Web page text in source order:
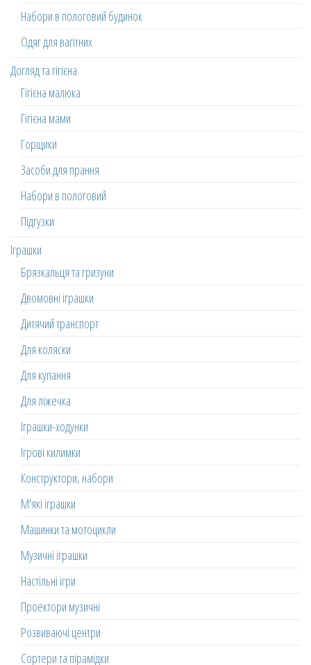
Набори в пологовий будинок
Одяг для вагітних
Догляд та гігієна
Гігієна малюка
Гігієна мами
Горщики
Засоби для прання
Набори в пологовий
Підгузки
Іграшки
Брязкальця та гризуни
Двомовні іграшки
Дитячий транспорт
Для коляски
Для купання
Для ліжечка
Іграшки-ходунки
Ігрові килимки
Конструктори, набори
М'які іграшки
Машинки та мотоцикли
Музичні іграшки
Настільні ігри
Проектори музичні
Розвиваючі центри
Сортери та пірамідки